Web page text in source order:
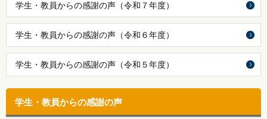
学生・教員からの感謝の声（令和７年度）
学生・教員からの感謝の声（令和６年度）
学生・教員からの感謝の声（令和５年度）
学生・教員からの感謝の声